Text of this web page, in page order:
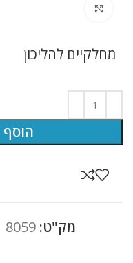
מחלקיים להליכון
מק"ט: 8059